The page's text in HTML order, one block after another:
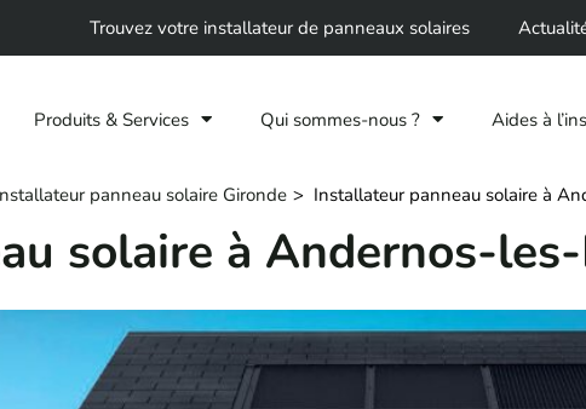
Trouvez votre installateur de panneaux solaires
Produits & Services Qui sommes-nous ? Aides à
panneau solaire Gironde Installateur panneau solaire à
solaire à Andernos-